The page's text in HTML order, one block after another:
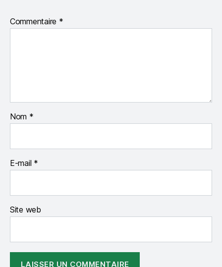
Commentaire *
Nom *
E-mail *
Site web